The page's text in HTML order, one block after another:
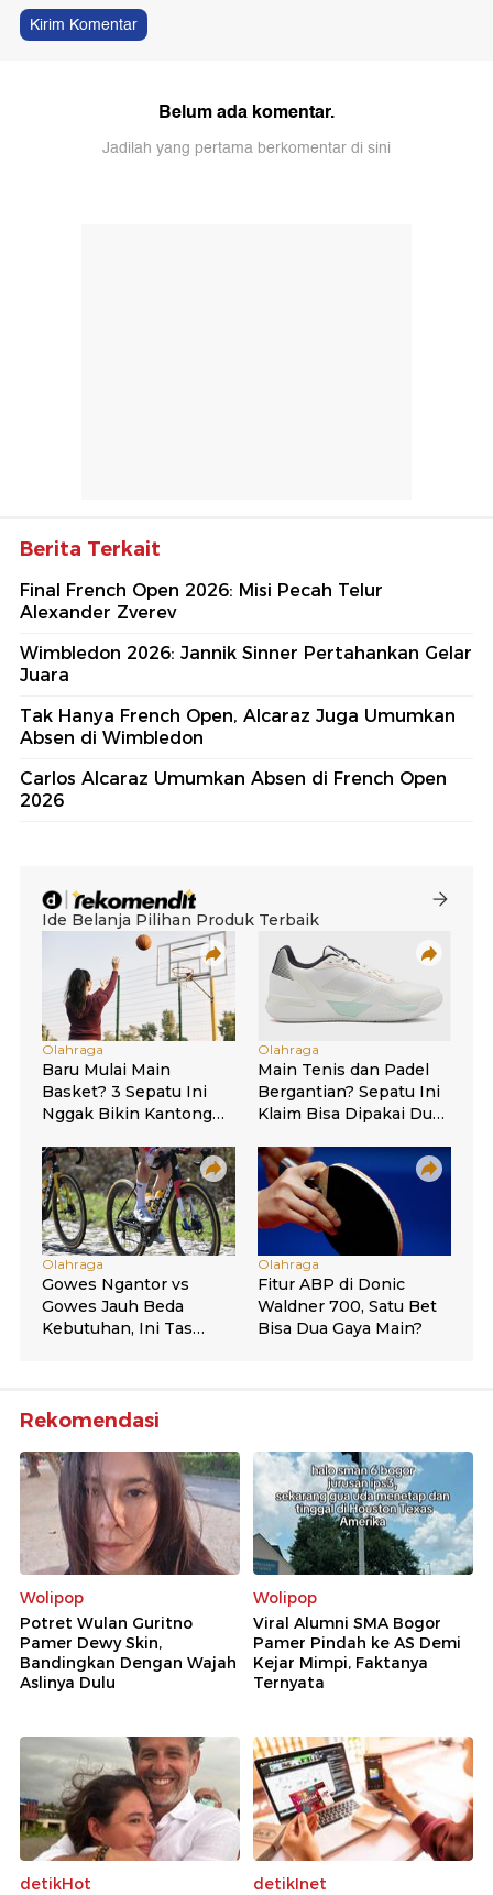
Kirim Komentar
Belum ada komentar.
Jadilah yang pertama berkomentar di sini
Berita Terkait
Final French Open 2026: Misi Pecah Telur
Alexander Zverev
Wimbledon 2026: Jannik Sinner Pertahankan Gelar
Juara
Tak Hanya French Open, Alcaraz Juga Umumkan
Absen di Wimbledon
Carlos Alcaraz Umumkan Absen di French Open
2026
Rekomendasi
Wolipop
Potret Wulan Guritno
Pamer Dewy Skin,
Bandingkan Dengan Wajah
Aslinya Dulu
Wolipop
Viral Alumni SMA Bogor
Pamer Pindah ke AS Demi
Kejar Mimpi, Faktanya
Ternyata
detikHot detikInet